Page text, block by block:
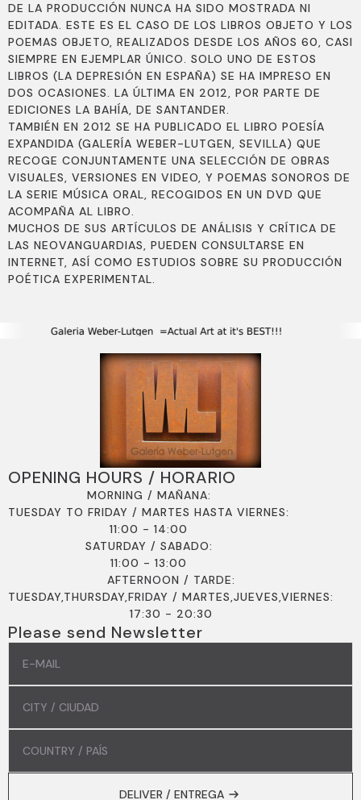
DE LA PRODUCCIÓN NUNCA HA SIDO MOSTRADA NI
EDITADA. ESTE ES EL CASO DE LOS LIBROS OBJETO Y LOS
POEMAS OBJETO, REALIZADOS DESDE LOS AÑOS 60, CASI
SIEMPRE EN EJEMPLAR ÚNICO. SOLO UNO DE ESTOS
LIBROS (LA DEPRESIÓN EN ESPAÑA) SE HA IMPRESO EN
DOS OCASIONES. LA ÚLTIMA EN 2012, POR PARTE DE
EDICIONES LA BAHÍA, DE SANTANDER.
TAMBIÉN EN 2012 SE HA PUBLICADO EL LIBRO POESÍA
EXPANDIDA (GALERÍA WEBER-LUTGEN, SEVILLA) QUE
RECOGE CONJUNTAMENTE UNA SELECCIÓN DE OBRAS
VISUALES, VERSIONES EN VIDEO, Y POEMAS SONOROS DE
LA SERIE MÚSICA ORAL, RECOGIDOS EN UN DVD QUE
ACOMPAÑA AL LIBRO.
MUCHOS DE SUS ARTÍCULOS DE ANÁLISIS Y CRÍTICA DE
LAS NEOVANGUARDIAS, PUEDEN CONSULTARSE EN
INTERNET, ASÍ COMO ESTUDIOS SOBRE SU PRODUCCIÓN
POÉTICA EXPERIMENTAL.
OPENING HOURS / HORARIO
MORNING / MAÑANA:
TUESDAY TO FRIDAY / MARTES HASTA VIERNES:
11:00 - 14:00
SATURDAY / SABADO:
11:00 - 13:00
AFTERNOON / TARDE:
TUESDAY,THURSDAY,FRIDAY / MARTES,JUEVES,VIERNES:
17:30 - 20:30
Please send Newsletter
EMAIL
COMMUNE
COMUNIDAD
*
COUNTRY
PAÍS
*
DELIVER / ENTREGA